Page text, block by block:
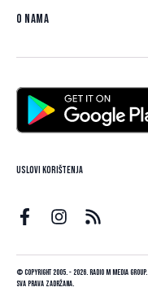
O nama
Uslovi korištenja
© Copyright 2005. - 2026. Radio M Media Group.
Sva prava zadržana.